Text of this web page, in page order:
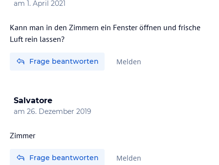
am 1. April 2021
Kann man in den Zimmern ein Fenster öffnen und frische
Luft rein lassen?
Frage beantworten Melden
Salvatore
am 26. Dezember 2019
Frage beantworten Melden